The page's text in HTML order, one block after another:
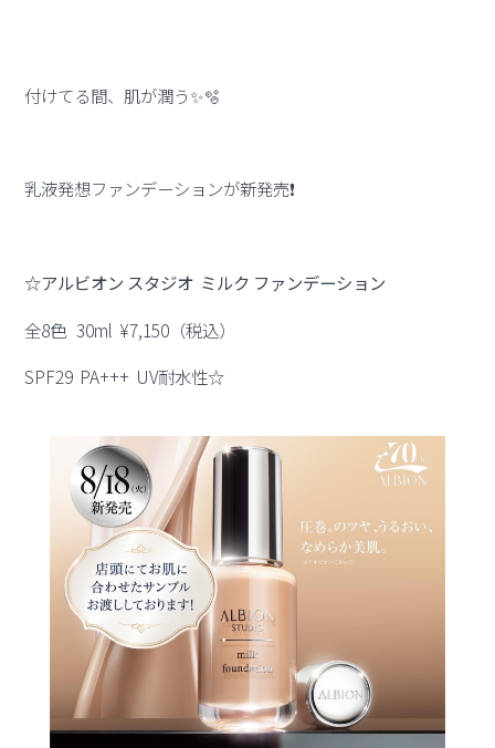
付けてる間、肌が潤う✨️🫧
乳液発想ファンデーションが新発売❗️
☆アルビオン スタジオ ミルク ファンデーション
全8色 30ml ¥7,150（税込）
SPF29 PA+++ UV耐水性☆